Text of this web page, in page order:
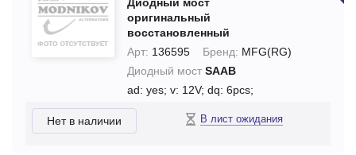
оригинальный
восстановленный
Арт: 136595 Бренд: MFG(RG)
Диодный мост SAAB
ad: yes; v: 12V; dq: 6pcs;
Нет в наличии В лист ожидания